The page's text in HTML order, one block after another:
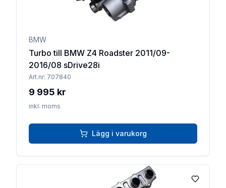
BMW
Turbo till BMW Z4 Roadster 2011/09-
2016/08 sDrive28i
Art.nr: 707840
9 995 kr
inkl. moms
Lägg i varukorg
Lägg till